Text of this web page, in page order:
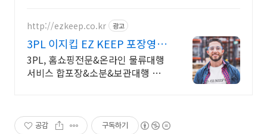
http://ezkeep.co.kr 광고
3PL 이지킵 EZ KEEP 포장영상
제공/블랙컨슈머대응
3PL, 홈쇼핑전문&온라인 물류대행
서비스 합포장&소분&보관대행 당
공감 구독하기